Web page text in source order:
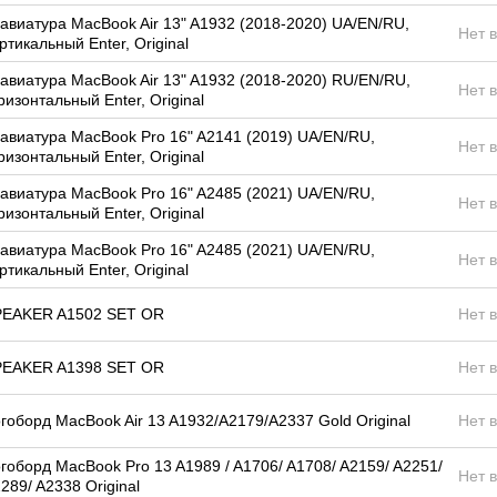
MacBook Air 13" A1932 (2018-2020) UA/EN/RU,
Enter, Original
Нет
MacBook Air 13" A1932 (2018-2020) RU/EN/RU,
Enter, Original
Нет
MacBook Pro 16" A2141 (2019) UA/EN/RU,
Enter, Original
Нет
MacBook Pro 16" A2485 (2021) UA/EN/RU,
Enter, Original
Нет
MacBook Pro 16" A2485 (2021) UA/EN/RU,
Enter, Original
Нет
A1502 SET OR Нет
A1398 SET OR Нет
MacBook Air 13 A1932/A2179/A2337 Gold Original Нет
MacBook Pro 13 A1989 / A1706/ A1708/ A2159/ A2251/
A2338 Original
Нет